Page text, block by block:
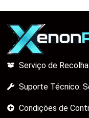
Serviço de
Suporte Técnico:
Condições de